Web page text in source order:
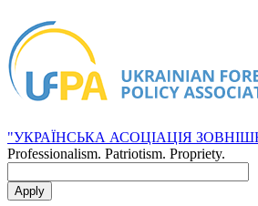
"УКРАЇНСЬКА АСОЦІАЦІЯ
Professionalism. Patriotism. Propriety.